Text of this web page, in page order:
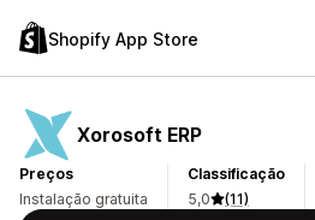
Shopify App Store
Xorosoft ERP
Preços
Instalação gratuita
Classificação
5,0
(11)